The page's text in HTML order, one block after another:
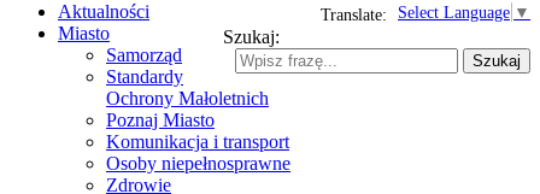
Select Language ▼
Translate:
Szukaj:
Szukaj
Aktualności
Miasto
Samorząd
Standardy
Ochrony Małoletnich
Poznaj Miasto
Komunikacja i transport
Osoby niepełnosprawne
Zdrowie